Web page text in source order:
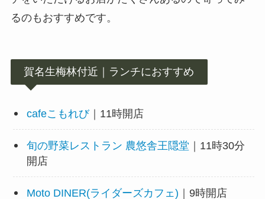
るのもおすすめです。
賀名生梅林付近｜ランチにおすすめ
cafeこもれび｜11時開店
旬の野菜レストラン 農悠舎王隠堂 ｜11時30分
開店
Moto DINER(ライダーズカフェ) ｜9時開店